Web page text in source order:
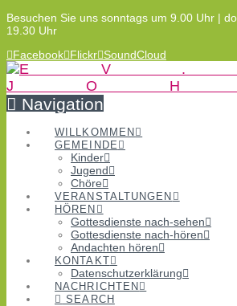
Besuchen Sie uns sonntags um 9.00 Uhr |
19.30 Uhr
Facebook Flickr SoundCloud
Navigation
WILLKOMMEN
GEMEINDE
Kinder
Jugend
Chöre
VERANSTALTUNGEN
HÖREN
Gottesdienste nach-sehen
Gottesdienste nach-hören
Andachten hören
KONTAKT
Datenschutzerklärung
NACHRICHTEN
SEARCH